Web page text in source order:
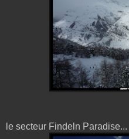
le secteur Findeln Paradise...